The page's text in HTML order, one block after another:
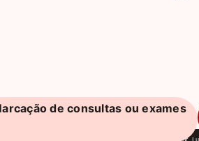
2026 Matsumoto. Site desenvolvido e mantido por
de consultas ou exames